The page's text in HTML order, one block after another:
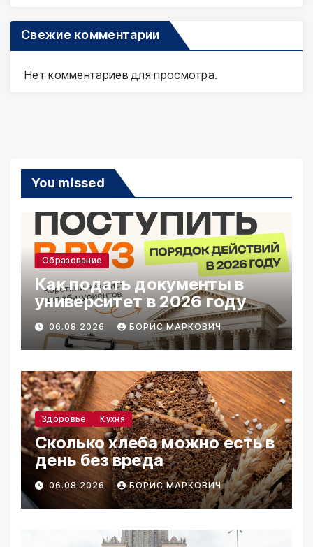
Свежие комментарии
Нет комментариев для просмотра.
You missed
Образование
Как подать документы в
университет в 2026 году
06.08.2026 БОРИС МАРКОВИЧ
Здоровье Кухня
Сколько хлеба можно есть в
день без вреда
06.08.2026 БОРИС МАРКОВИЧ